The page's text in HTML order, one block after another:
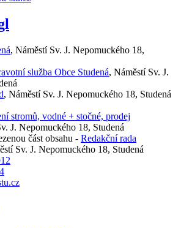
, Náměstí Sv. J. Nepomuckého 18,
služba Obce Studená, Náměstí Sv. J.
, Náměstí Sv. J. Nepomuckého 18, Studená
stromů, vodné + stočné, prodej
J. Nepomuckého 18, Studená
část obsahu - Redakční rada
Sv. J. Nepomuckého 18, Studená